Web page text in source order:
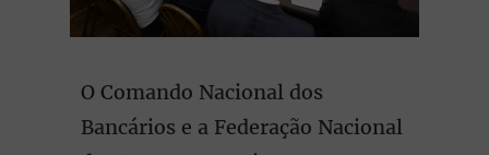
O Comando Nacional dos
Bancários e a Federação Nacional